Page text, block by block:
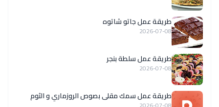
طريقة عمل جاتو شاتوه
2026-07-08
طريقة عمل سلطة بنجر
2026-07-08
طريقة عمل سمك مقلى بصوص الروزماري و الثوم